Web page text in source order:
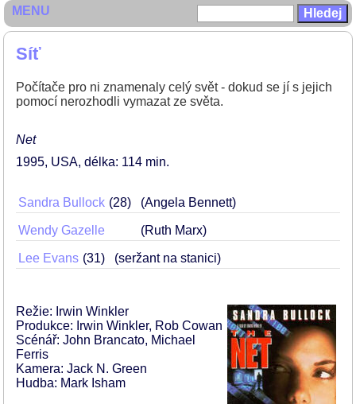
Síť
Počítače pro ni znamenaly celý svět - dokud se jí s jejich
pomocí nerozhodli vymazat ze světa.
Net
1995 USA délka: 114 min
Sandra Bullock 28 (Angela Bennett)
Wendy Gazelle (Ruth Marx)
Lee Evans 31 (seržant na stanici)
Režie: Irwin Winkler
Produkce: Irwin Winkler, Rob Cowan
Scénář: John Brancato, Michael
Ferris
Kamera: Jack N. Green
Hudba: Mark Isham
MENU